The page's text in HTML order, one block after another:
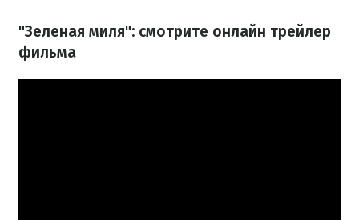
"Зеленая миля": смотрите онлайн трейлер
фильма